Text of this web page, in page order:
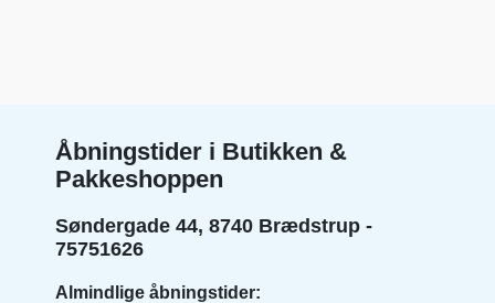
Åbningstider i Butikken &
Pakkeshoppen
Søndergade 44, 8740 Brædstrup -
75751626
Almindlige åbningstider: